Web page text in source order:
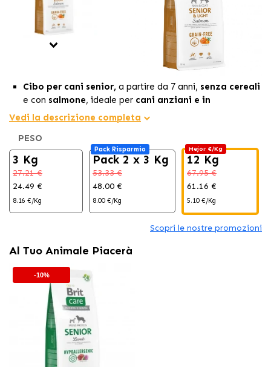
Cibo per cani senior, a partire da 7 anni, senza cereali
e con salmone, ideale per cani anziani e in
sovrappeso.
articolazioni
immunitario.
Basso in calorie,favorisce unadigestione sanae
controlla il peso.
Vedi la descrizione completa
PESO
3 Kg
27.21 €
24.49 €
8.16 €/Kg
Pack Risparmio
Pack 2 x 3 Kg
53.33 €
48.00 €
8.00 €/Kg
Mejor €/Kg
12 Kg
67.95 €
61.16 €
5.10 €/Kg
Scopri le nostre promozioni
Al Tuo Animale Piacerà
-10%